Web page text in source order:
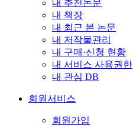
내 추천논문
내 책장
내 최근 본 논문
내 저작물관리
내 구매·신청 현황
내 서비스 사용권한
내 관심 DB
회원서비스
회원가입